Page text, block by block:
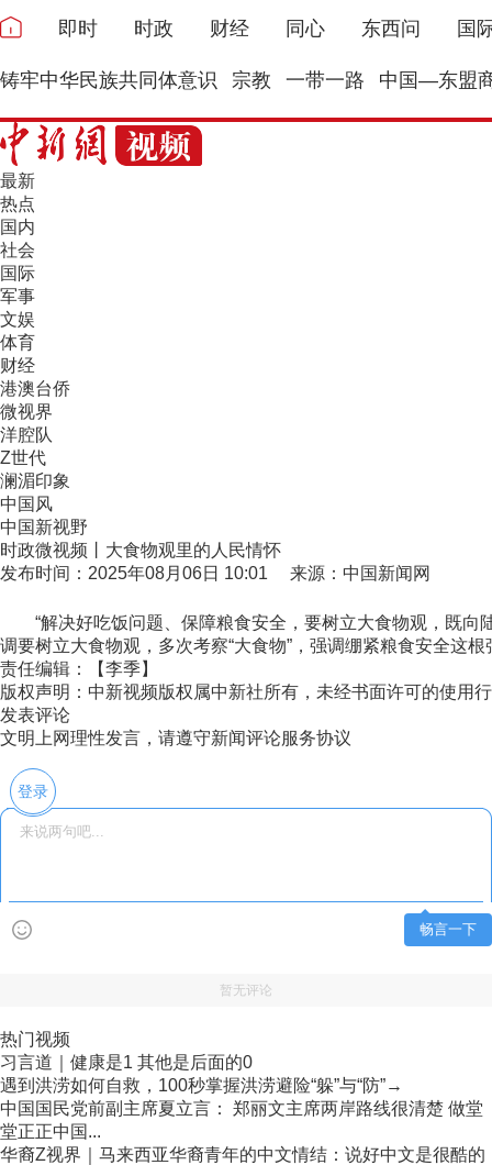
即时 时政 财经 同心 东西问 国
铸牢中华民族共同体意识 宗教 一带一路 中国—东盟
最新
热点
国内
社会
国际
军事
文娱
体育
财经
港澳台侨
微视界
洋腔队
Z世代
澜湄印象
中国风
中国新视野
时政微视频丨大食物观里的人民情怀
发布时间：2025年08月06日 10:01 来源：中国新闻网
“解决好吃饭问题、保障粮食安全，要树立大食物观，既向
调要树立大食物观，多次考察“大食物”，强调绷紧粮食安全这
责任编辑：【李季】
版权声明：中新视频版权属中新社所有，未经书面许可的使用
发表评论
文明上网理性发言，请遵守新闻评论服务协议
登录
畅言一下
暂无评论
热门视频
习言道｜健康是1 其他是后面的0
遇到洪涝如何自救，100秒掌握洪涝避险“躲”与“防”→
中国国民党前副主席夏立言： 郑丽文主席两岸路线很清楚 做堂
堂正正中国...
华裔Z视界｜马来西亚华裔青年的中文情结：说好中文是很酷的